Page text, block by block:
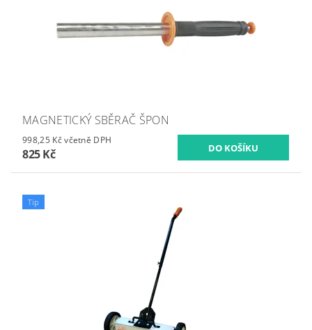
MAGNETICKÝ SBĚRAČ ŠPON
998,25 Kč včetně DPH
825 Kč
Tip